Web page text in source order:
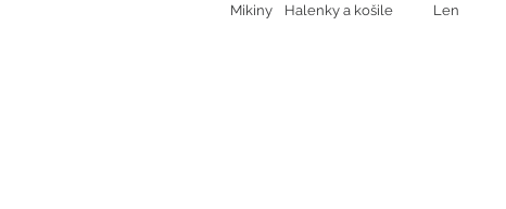
Halenky a košile
Mikiny Len